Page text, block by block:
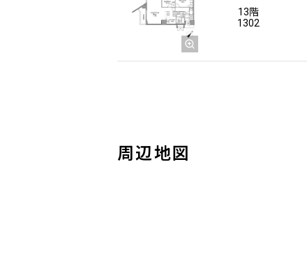
13階
1302
周辺地図